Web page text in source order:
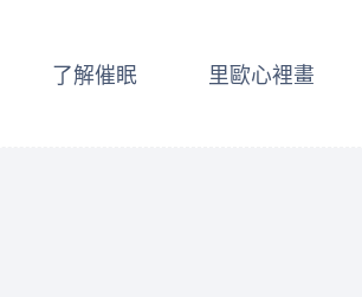
了解催眠 里歐心裡畫